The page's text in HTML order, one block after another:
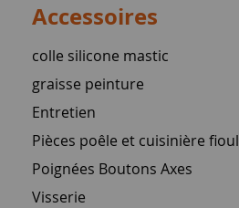
Accessoires
colle silicone mastic
graisse peinture
Entretien
Pièces poêle et cuisinière fioul
Poignées Boutons Axes
Visserie